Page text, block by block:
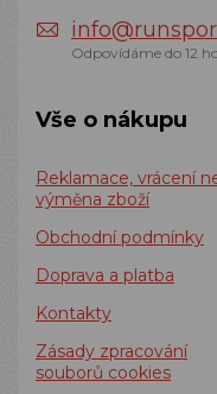
Odpovídáme do 12
Vše o nákupu
Reklamace, vrácení
výměna zboží
Obchodní podmínky
Doprava a platba
Kontakty
Zásady zpracování
souborů cookies